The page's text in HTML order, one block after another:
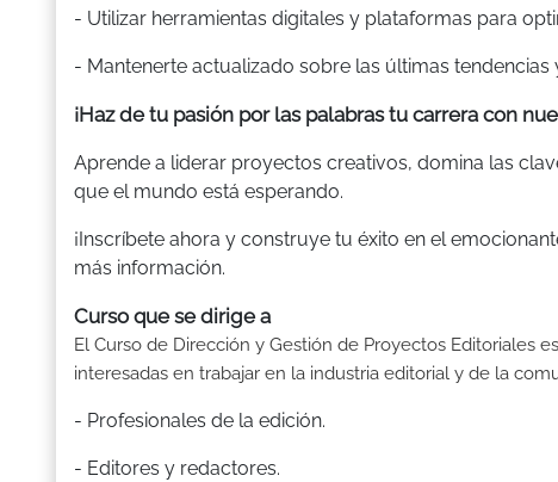
- Utilizar herramientas digitales y plataformas para
- Mantenerte actualizado sobre las últimas
¡Haz de tu pasión por las palabras tu carrera con
Aprende a liderar proyectos creativos, domina las
que el mundo está esperando.
¡Inscríbete ahora y construye tu éxito en el
más información.
Curso que se dirige a
El Curso de Dirección y Gestión de Proyectos Editoriales
interesadas en trabajar en la industria editorial y de la
- Profesionales de la edición.
- Editores y redactores.